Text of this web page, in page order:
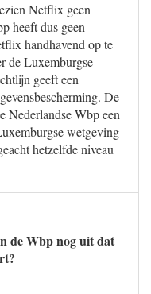
Netflix geen
heeft dus geen
handhavend op te
de Luxemburgse
geeft een
De
Nederlandse Wbp een
wetgeving
hetzelfde niveau
de Wbp nog uit dat